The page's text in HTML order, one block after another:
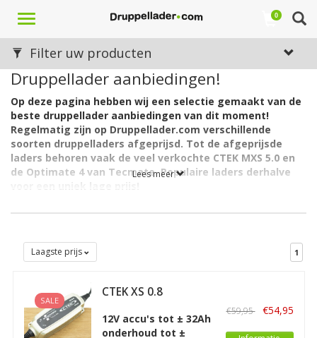
Toggle
0
Druppellader aanbiedingen!
Op deze pagina hebben wij een selectie gemaakt van de
beste druppellader aanbiedingen van dit moment!
Regelmatig zijn op Druppellader.com verschillende
soorten druppelladers afgeprijsd. Tot de afgeprijsde
laders behoren vaak de veel verkochte CTEK MXS 5.0 en
de Optimate 4 van Tecmate. Populaire laders derhalve
Lees meer
Filter uw producten
Laagste prijs 1
SALE
CTEK XS 0.8
12V accu's tot ± 32Ah
onderhoud tot ±
€59,95 €54,95